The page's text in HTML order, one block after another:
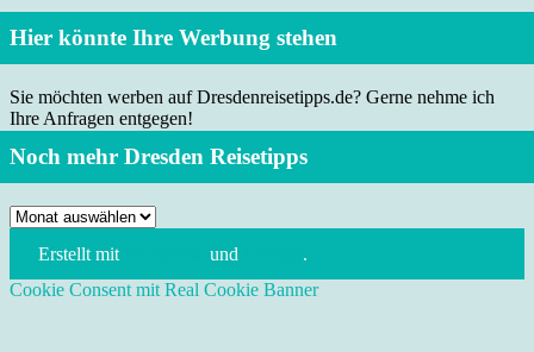
Hier könnte Ihre Werbung stehen
Sie möchten werben auf Dresdenreisetipps.de? Gerne nehme ich
Ihre Anfragen entgegen!
Noch mehr Dresden Reisetipps
Noch
Dresden
Reisetipps
Erstellt mit und
.
Cookie Consent mit Real Cookie Banner